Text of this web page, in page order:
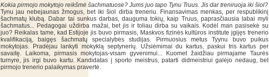
Kokia pirmojo mokytojo reikšmė šachmatuose? Jums juo tapo Tynu Truus. Jis dar treniruoja iki šiol?
Tynu jau nebejaunas žmogus, bet iki šiol dirba treneriu. Finansavimas menkas, per respublikinį
šachmatų klubą. Dabar tai sunkus darbas, dauguma tokių, kaip Truus, paprasčiausia labai myli
šachmatus... Pedagogai uždirba mažai, bet jis ir toliau dirba su vaikais. Kodėl man pasisekė su
juo? Reikalas tame, kad Estijoje jis buvo pirmasis, Maskvos fizinės kultūros institute įgijęs trenerio
kvalifikaciją, baigęs šachmatų specialybės studijas. Pirmuosius metus Tyynu buvo puikus
mokytojas. Pradėjau lankyti mokyklą septynerių. Užsiėmimai du kartus, paskui tris kartus per
savaitę. Laikoma, pirmasis mokytojas-visam gyvenimui... Kuomet žaidžiau pirmajame Taurės
turnyre, jis irgi buvo kartu. Kandidatas į sporto meistrus, patarti didmeistriui galėjo nedaug, bet
pirmojo trenerio palaikymas pravertė.